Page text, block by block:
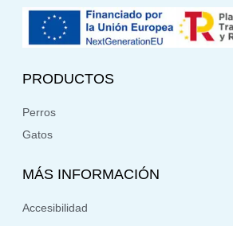
PRODUCTOS
Perros
Gatos
MÁS INFORMACIÓN
Accesibilidad